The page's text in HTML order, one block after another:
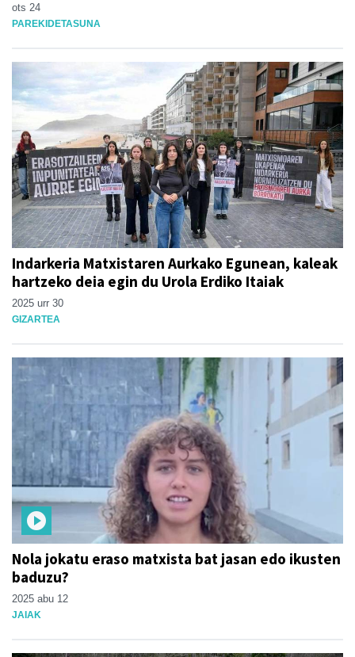
ots 24
PAREKIDETASUNA
Indarkeria Matxistaren Aurkako Egunean, kaleak
hartzeko deia egin du Urola Erdiko Itaiak
2025 urr 30
GIZARTEA
Nola jokatu eraso matxista bat jasan edo ikusten
baduzu?
2025 abu 12
JAIAK